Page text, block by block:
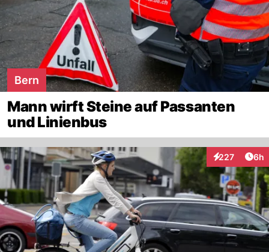
Bern
Mann wirft Steine auf Passanten
und Linienbus
227
Interaktionen
6h